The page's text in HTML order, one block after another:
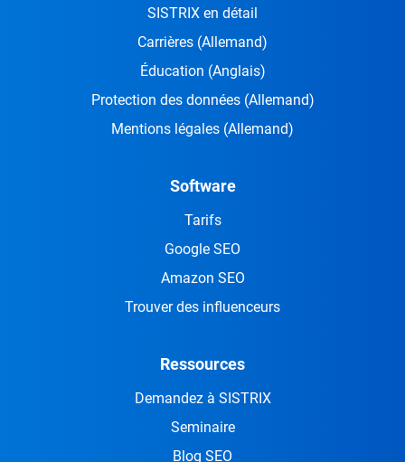
SISTRIX en détail
Carrières (Allemand)
Éducation (Anglais)
Protection des données (Allemand)
Mentions légales (Allemand)
Software
Tarifs
Google SEO
Amazon SEO
Trouver des influenceurs
Ressources
Demandez à SISTRIX
Seminaire
Blog SEO